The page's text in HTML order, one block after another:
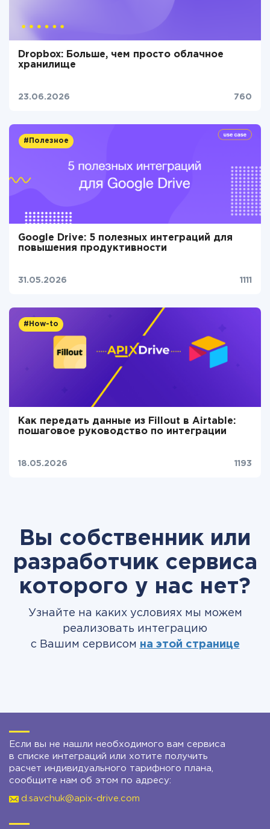
Dropbox: Больше, чем просто облачное
хранилище
23.06.2026 760
#Полезное
Google Drive: 5 полезных интеграций для
повышения продуктивности
31.05.2026 1111
#How-to
Как передать данные из Fillout в Airtable:
пошаговое руководство по интеграции
18.05.2026 1193
Вы собственник или
разработчик сервиса
которого у нас нет?
Узнайте на каких условиях мы можем
реализовать интеграцию
с Вашим сервисом на этой странице
Если вы не нашли необходимого вам сервиса
в списке интеграций или хотите получить
расчет индивидуального тарифного плана,
сообщите нам об этом по адресу:
d.savchuk@apix-drive.com